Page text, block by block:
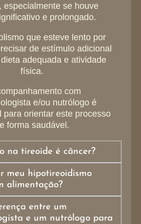
especialmente se houve
e prolongado.
que esteve lento por
de estímulo adicional
adequada e atividade
física.
com
e/ou nutrólogo é
para orientar este processo
forma saudável.
na tireoide é câncer?
meu hipotireoidismo
alimentação?
entre um
e um nutrólogo para